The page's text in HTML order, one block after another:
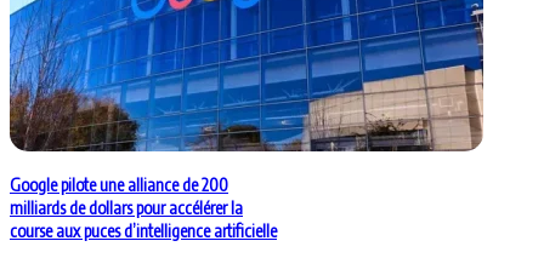
Google pilote une alliance de 200
milliards de dollars pour accélérer la
course aux puces d’intelligence artificielle